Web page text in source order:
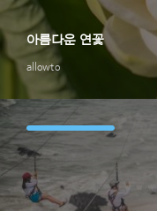
allowto
아름다운 연꽃